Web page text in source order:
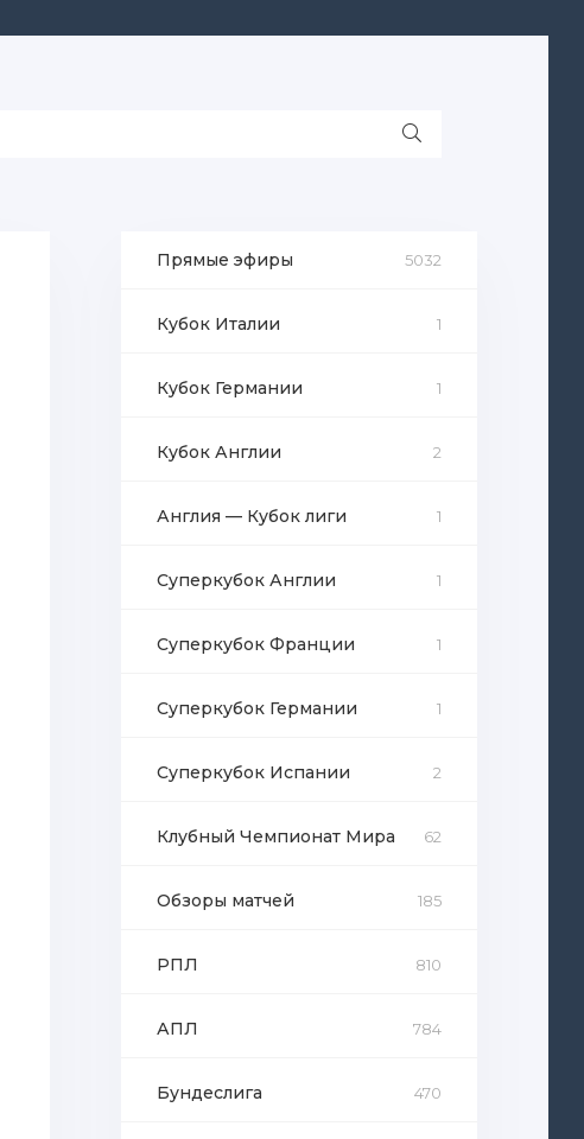
Прямые эфиры 5032
Кубок Италии 1
Кубок Германии 1
Кубок Англии 2
Англия — Кубок лиги 1
Суперкубок Англии 1
Суперкубок Франции 1
Суперкубок Германии 1
Суперкубок Испании 2
Клубный Чемпионат Мира 62
Обзоры матчей 185
РПЛ 810
АПЛ 784
Бундеслига 470